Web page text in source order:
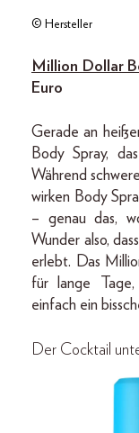
© Hersteller
Million Dollar
Euro
Gerade an
Body Spray,
Während
wirken Body
– genau das,
Wunder also,
erlebt. Das
für lange Tage,
einfach ein
Der Cocktail